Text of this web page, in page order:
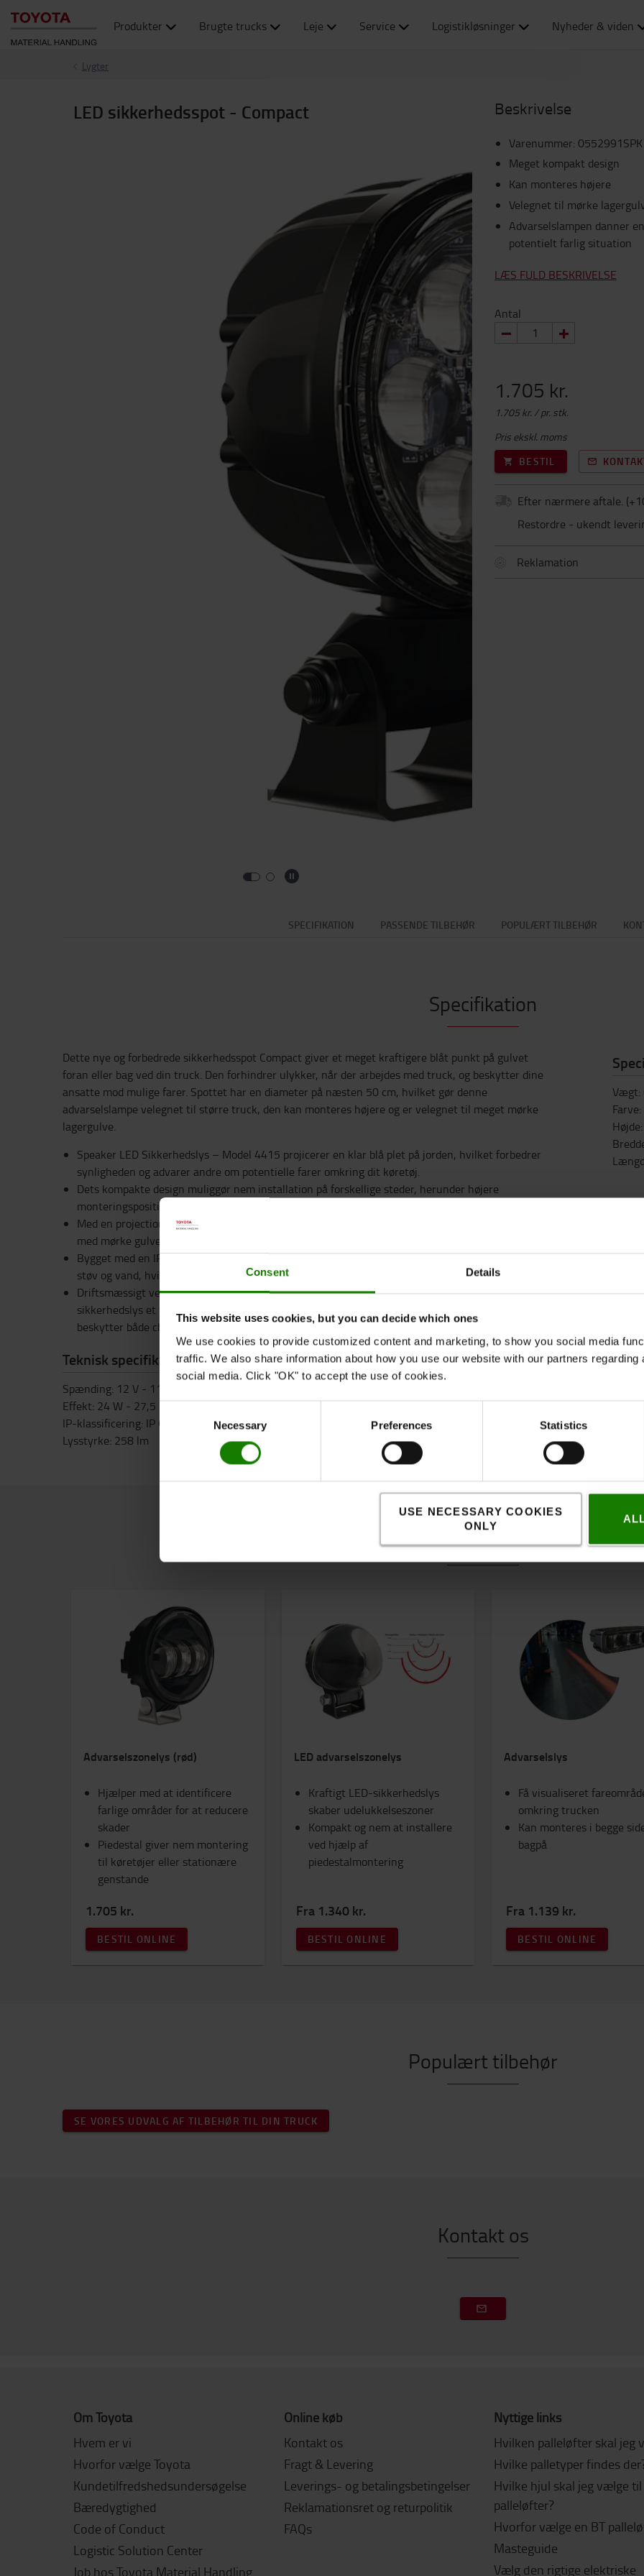
Consent Details
This website uses cookies, but you can decide which ones
We use cookies to provide customized content and marketing, to show you social media
traffic. We also share information about how you use our website with our partners
social media. Click "OK" to accept the use of cookies.
Selection
Necessary Preferences Statistics
USE NECESSARY COOKIES
ONLY
Produkter Brugte trucks Leje Service Logistikløsninger Nyheder & viden
Lygter
LED sikkerhedsspot - Compact Beskrivelse
Varenummer: 0552991SPK
Meget kompakt design
Kan monteres højere
Velegnet til mørke
Advarselslampen danner
potentielt farlig situation
LÆS FULD BESKRIVELSE
Antal
1.705 kr.
1.705 kr. / pr. stk.
Pris ekskl. moms
BESTIL
Efter nærmere aftale. (+
Restordre - ukendt
Reklamation
SPECIFIKATION PASSENDE TILBEHØR POPULÆRT TILBEHØR
Specifikation
Dette nye og forbedrede sikkerhedsspot Compact giver et meget kraftigere blåt punkt på gulvet
foran eller bag ved din truck. Den forhindrer ulykker, når der arbejdes med truck, og beskytter dine
ansatte mod mulige farer. Spottet har en diameter på næsten 50 cm, hvilket gør denne
advarselslampe velegnet til større truck, den kan monteres højere og er velegnet til meget mørke
lagergulve.
Speaker LED Sikkerhedslys – Model 4415 projicerer en klar blå plet på jorden, hvilket forbedrer
synligheden og advarer andre om potentielle farer omkring dit køretøj.
Dets kompakte design muliggør nem installation på forskellige steder, herunder højere
monteringspositioner, hvilket gør det alsidigt til forskellige køretøjstyper.
Med en projectionsdiameter på næsten 50 cm er lyset effektivt til større køretøjer og i miljøer
med mørke gulve, hvilket sikrer sikkerhed under alle forhold.
Bygget med en IP67-klassificering er dette holdbare aluminiumshus modstandsdygtigt over for
støv og vand, hvilket sikrer pålidelig ydeevne i udfordrende miljøer.
Driftsmæssigt ved 12 V til 110 V med en effektområde på 24 W til 27,5 W, er dette
sikkerhedslys et vigtigt supplement til dine operationelle sikkerhedsforanstaltninger, der
beskytter både chauffører og fodgængere.
Teknisk specifikation
Spænding: 12 V - 110 V
Effekt: 24 W - 27,5 W
IP-klassificering: IP 67
Lysstyrke: 258 lm
Vægt:
Farve:
Højde:
Passende tilbehør
Advarselszonelys (rød)
Hjælper med at identificere
farlige områder for at reducere
skader
Piedestal giver nem montering
til køretøjer eller stationære
genstande
1.705 kr.
BESTIL ONLINE
LED advarselszonelys
Kraftigt LED-sikkerhedslys
skaber udelukkelseszoner
Kompakt og nem at installere
ved hjælp af
piedestalmontering
Fra 1.340 kr.
BESTIL ONLINE
Advarselslys
Få visualiseret
omkring trucken
Kan monteres i begge
bagpå
Fra 1.139 kr.
BESTIL ONLINE
Populært tilbehør
SE VORES UDVALG AF TILBEHØR TIL DIN TRUCK
Kontakt os
Om Toyota
Hvem er vi
Hvorfor vælge Toyota
Kundetilfredshedsundersøgelse
Bæredygtighed
Code of Conduct
Logistic Solution Center
Job hos Toyota Material Handling
Online køb
Kontakt os
Fragt & Levering
Leverings- og betalingsbetingelser
Reklamationsret og returpolitik
FAQs
Nyttige links
Hvilken palleløfter skal jeg
Hvilke palletyper findes
Hvilke hjul skal jeg vælge
palleløfter?
Hvorfor vælge en BT
Masteguide
Vælg den rigtige elektriske